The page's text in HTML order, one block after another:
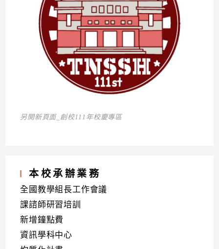
另開新頁面_創校111年校慶專區
本校承辦業務
全國教學組長工作會議
課諮師研習培訓
新增鐘點費
資訊學科中心